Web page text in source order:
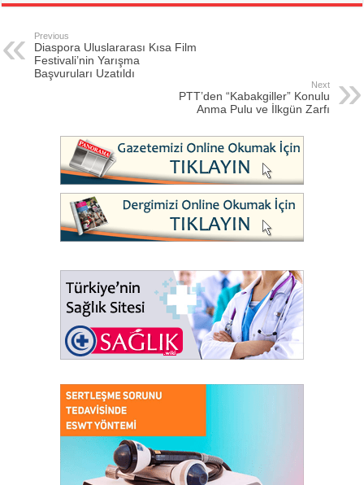
Previous
Diaspora Uluslararası Kısa Film
Festivali’nin Yarışma
Başvuruları Uzatıldı
Next
PTT’den “Kabakgiller” Konulu
Anma Pulu ve İlkgün Zarfı